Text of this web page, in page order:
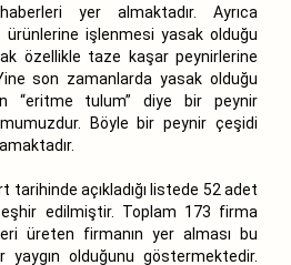
yer almaktadır. Ayrıca
işlenmesi yasak olduğu
özellikle taze kaşar peynirlerine
son zamanlarda yasak olduğu
“eritme tulum” diye bir peynir
Böyle bir peynir çeşidi
tarihinde açıkladığı listede 52 adet
edilmiştir. Toplam 173 firma
üreten firmanın yer alması bu
olduğunu göstermektedir.